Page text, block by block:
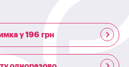
у 196 грн